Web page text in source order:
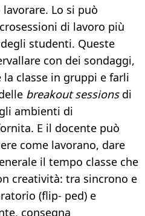
Lo si può
di lavoro più
studenti. Queste
con dei sondaggi,
classe in gruppi e farli
breakout sessionsdi
ambienti di
E il docente può
come lavorano, dare
il tempo classe che
creatività: tra sincrono e
(flip- ped) e
consegna